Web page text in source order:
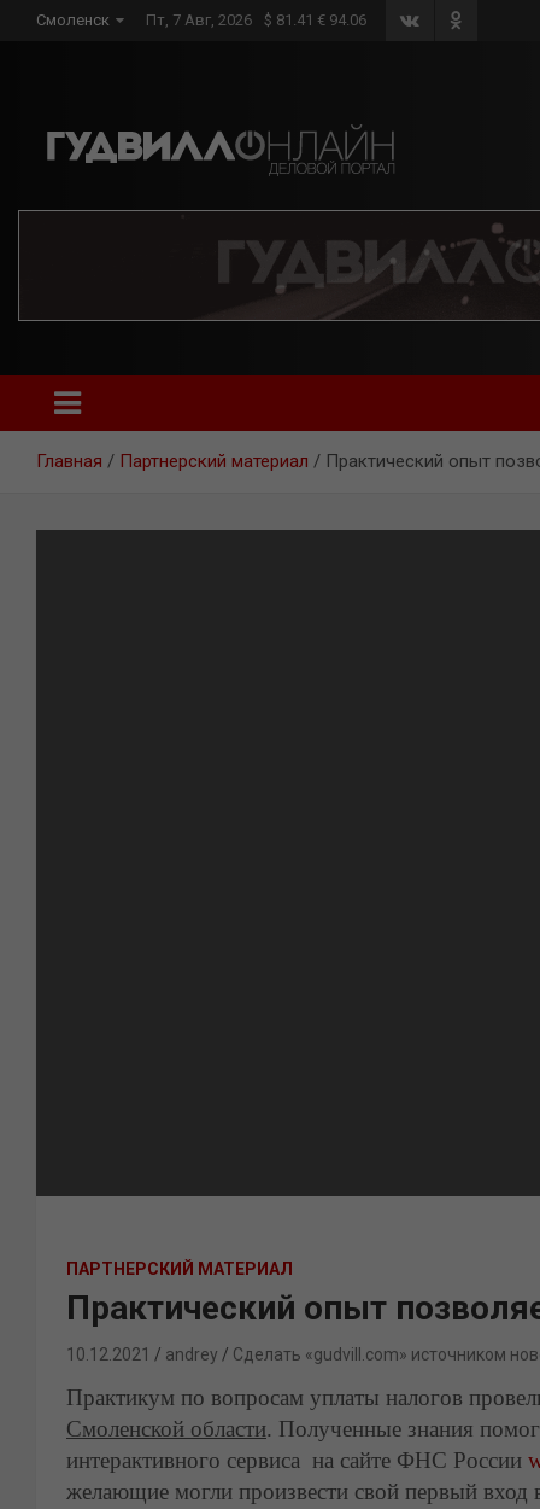
Смоленск Пт, 7 Авг, 2026 $ 81.41 € 94.06
Главная Партнерский материал Практический опыт
ПАРТНЕРСКИЙ МАТЕРИАЛ
Практический опыт
10.12.2021 andrey Сделать «gudvill.com» источником
Практикум по вопросам уплаты налогов
Смоленской области. Полученные знания
интерактивного сервиса на сайте ФНС России
желающие могли произвести свой первый вход